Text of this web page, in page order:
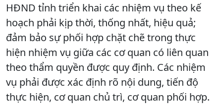
HĐND tỉnh triển khai các nhiệm vụ theo kế
hoạch phải kịp thời, thống nhất, hiệu quả;
đảm bảo sự phối hợp chặt chẽ trong thực
hiện nhiệm vụ giữa các cơ quan có liên quan
theo thẩm quyền được quy định. Các nhiệm
vụ phải được xác định rõ nội dung, tiến độ
thực hiện, cơ quan chủ trì, cơ quan phối hợp.